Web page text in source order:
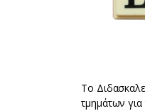
Το
τμημάτων